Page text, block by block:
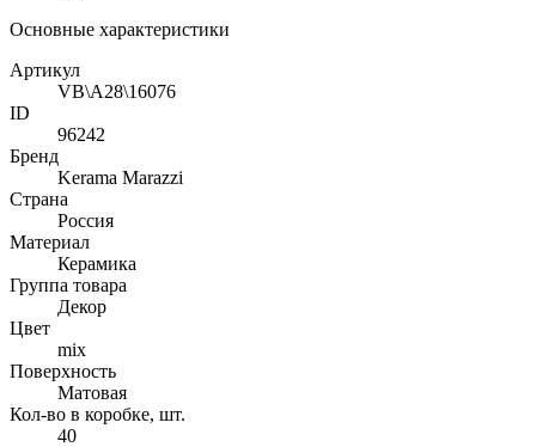
Основные характеристики
Артикул
VB\A28\16076
ID
96242
Бренд
Kerama Marazzi
Страна
Россия
Материал
Керамика
Группа товара
Декор
Цвет
mix
Поверхность
Матовая
Кол-во в коробке, шт.
40